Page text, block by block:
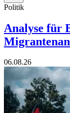
Politik
Analyse für
06.08.26